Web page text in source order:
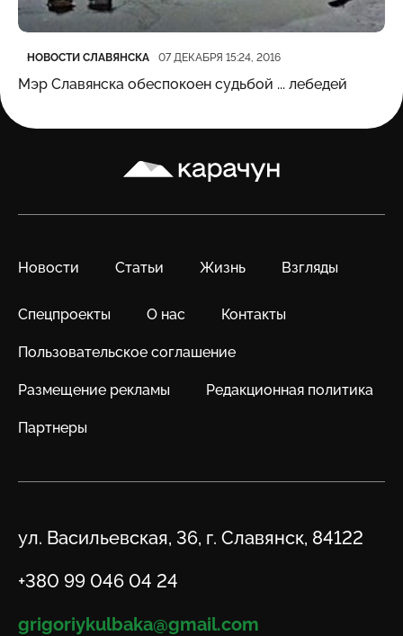
Категория
НОВОСТИ СЛАВЯНСКА
Дата публикации 07 ДЕКАБРЯ 15:24, 2016
Мэр Славянска обеспокоен судьбой ... лебедей
Карачун
Новости Статьи Жизнь Взгляды
Спецпроекты О нас Контакты
Пользовательское соглашение
Размещение рекламы Редакционная политика
Партнеры
Адрес
ул. Васильевская, 36, г. Славянск, 84122
Телефон
+380 99 046 04 24
Email
grigoriykulbaka@gmail.com